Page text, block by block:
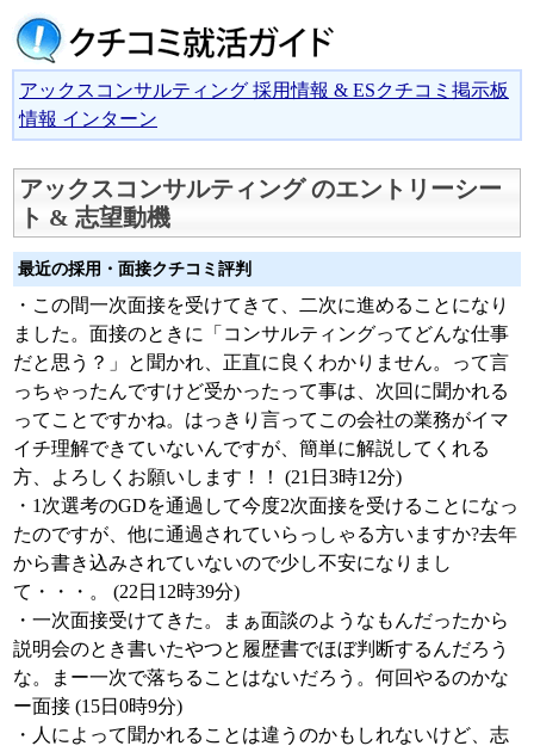
アックスコンサルティング 採用情報 & ESクチコミ掲示板
情報 インターン
アックスコンサルティング のエントリーシー
ト & 志望動機
最近の採用・面接クチコミ評判
・この間一次面接を受けてきて、二次に進めることになり
ました。面接のときに「コンサルティングってどんな仕事
だと思う？」と聞かれ、正直に良くわかりません。って言
っちゃったんですけど受かったって事は、次回に聞かれる
ってことですかね。はっきり言ってこの会社の業務がイマ
イチ理解できていないんですが、簡単に解説してくれる
方、よろしくお願いします！！ (21日3時12分)
・1次選考のGDを通過して今度2次面接を受けることになっ
たのですが、他に通過されていらっしゃる方いますか?去年
から書き込みされていないので少し不安になりまし
て・・・。 (22日12時39分)
・一次面接受けてきた。まぁ面談のようなもんだったから
説明会のとき書いたやつと履歴書でほぼ判断するんだろう
な。まー一次で落ちることはないだろう。何回やるのかな
ー面接 (15日0時9分)
・人によって聞かれることは違うのかもしれないけど、志